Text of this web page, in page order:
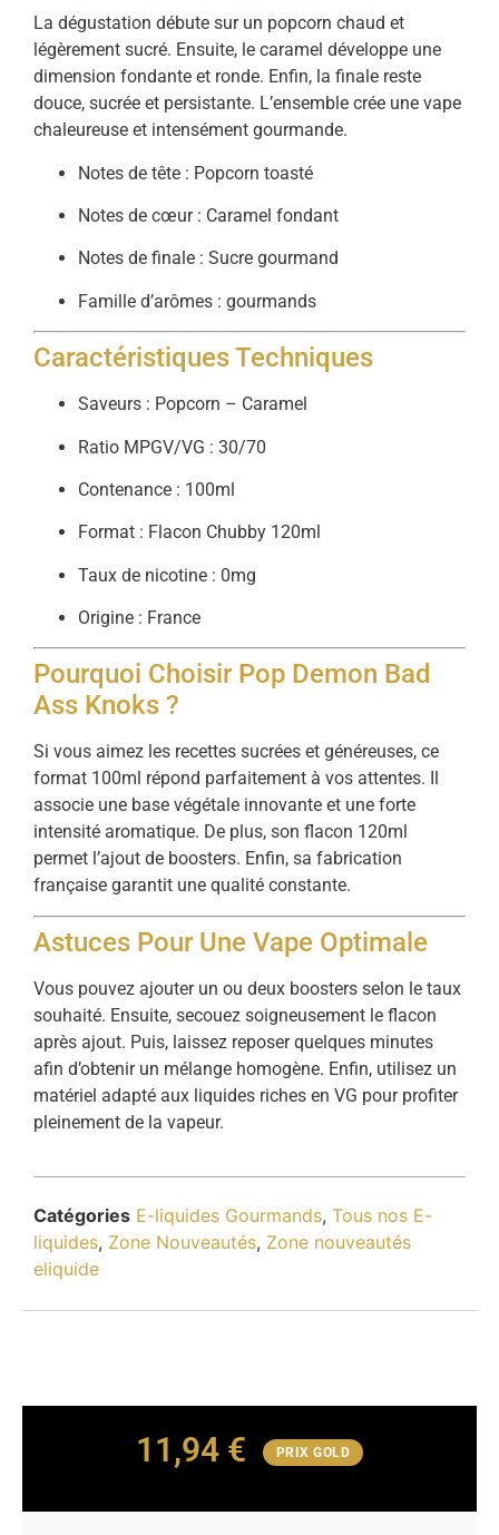
La dégustation débute sur un popcorn chaud et
légèrement sucré. Ensuite, le caramel développe une
dimension fondante et ronde. Enfin, la finale reste
douce, sucrée et persistante. L’ensemble crée une vape
chaleureuse et intensément gourmande.
Notes de tête : Popcorn toasté
Notes de cœur : Caramel fondant
Notes de finale : Sucre gourmand
Famille d’arômes : gourmands
Caractéristiques Techniques
Saveurs : Popcorn – Caramel
Ratio MPGV/VG : 30/70
Contenance : 100ml
Format : Flacon Chubby 120ml
Taux de nicotine : 0mg
Origine : France
Pourquoi Choisir Pop Demon Bad
Ass Knoks ?
Si vous aimez les recettes sucrées et généreuses, ce
format 100ml répond parfaitement à vos attentes. Il
associe une base végétale innovante et une forte
intensité aromatique. De plus, son flacon 120ml
permet l’ajout de boosters. Enfin, sa fabrication
française garantit une qualité constante.
Astuces Pour Une Vape Optimale
Vous pouvez ajouter un ou deux boosters selon le taux
souhaité. Ensuite, secouez soigneusement le flacon
après ajout. Puis, laissez reposer quelques minutes
afin d’obtenir un mélange homogène. Enfin, utilisez un
matériel adapté aux liquides riches en VG pour profiter
pleinement de la vapeur.
Catégories E-liquides Gourmands, Tous nos E-
liquides, Zone Nouveautés, Zone nouveautés
eliquide
11,94 € PRIX GOLD